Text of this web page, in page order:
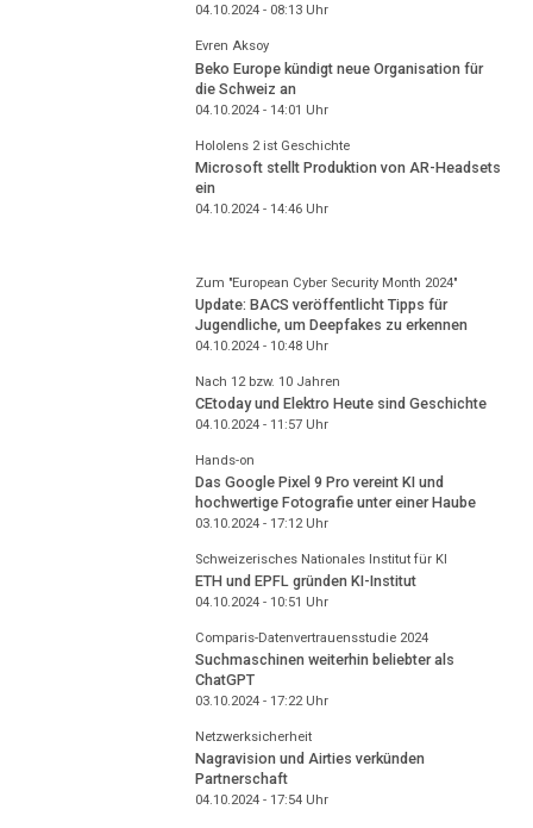
04.10.2024 - 08:13Uhr
Evren Aksoy
Beko Europe kündigt neue Organisation für
die Schweiz an
04.10.2024 - 14:01 Uhr
Hololens 2 ist Geschichte
Microsoft stellt Produktion von AR-Headsets
ein
04.10.2024 - 14:46Uhr
Zum "European Cyber Security Month 2024"
Update: BACS veröffentlicht Tipps für
Jugendliche, um Deepfakes zu erkennen
04.10.2024 - 10:48Uhr
Nach 12 bzw. 10 Jahren
CEtoday und Elektro Heute sind Geschichte
04.10.2024 - 11:57Uhr
Hands-on
Das Google Pixel 9 Pro vereint KI und
hochwertige Fotografie unter einer Haube
03.10.2024 - 17:12Uhr
Schweizerisches Nationales Institut für KI
ETH und EPFL gründen KI-Institut
04.10.2024 - 10:51 Uhr
Comparis-Datenvertrauensstudie 2024
Suchmaschinen weiterhin beliebter als
ChatGPT
03.10.2024 - 17:22Uhr
Netzwerksicherheit
Nagravision und Airties verkünden
Partnerschaft
04.10.2024 - 17:54Uhr